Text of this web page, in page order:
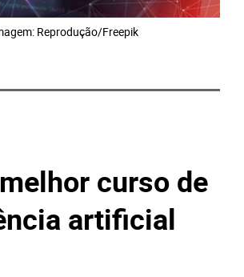
Reprodução/Freepik
curso de
artificial